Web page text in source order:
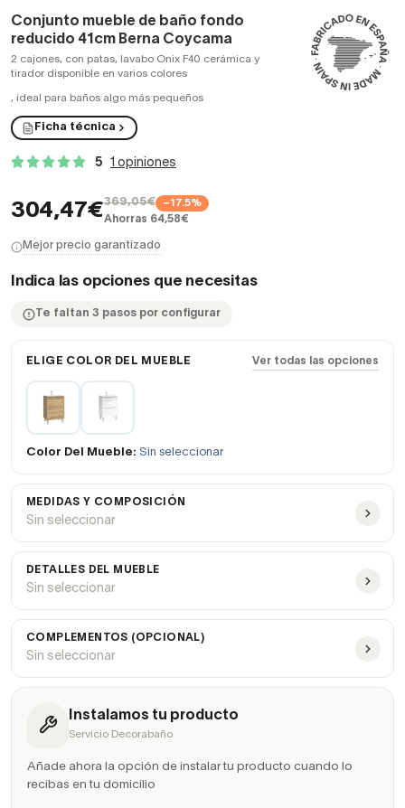
Conjunto mueble de baño fondo
reducido 41cm Berna Coycama
2 cajones, con patas, lavabo Onix F40 cerámica y
tirador disponible en varios colores
, ideal para baños algo más pequeños
Ficha técnica
5 1 opiniones
304,47€369,05€ −17.5%
Ahorras 64,58€
Mejor precio garantizado
Indica las opciones que necesitas
Te faltan 3 pasos por configurar
ELIGE COLOR DEL MUEBLE Ver todas las opciones
Color Del Mueble: Sin seleccionar
MEDIDAS Y COMPOSICIÓN
Sin seleccionar
DETALLES DEL MUEBLE
Sin seleccionar
COMPLEMENTOS (OPCIONAL)
Sin seleccionar
Instalamos tu producto
Servicio Decorabaño
Añade ahora la opción de instalar tu producto cuando lo
recibas en tu domicilio